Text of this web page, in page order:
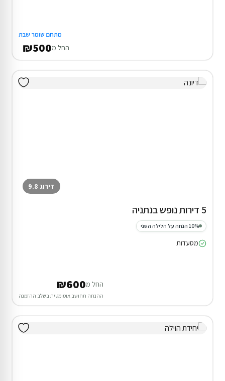
מתחם שומר שבת
החל מ₪500
דירוג 9.8
5 דירות נופש בנתניה
10% הנחה על הלילה השני
מסעדות
החל מ₪600
ההנחה תחושב אוטומטית בשלב ההזמנה